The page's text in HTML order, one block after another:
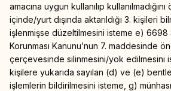
amacına uygun kullanılıp
içinde/yurt dışında aktarıldığı 3. kişileri
işlenmişse düzeltilmesini isteme e) 6698
Korunması Kanunu’nun 7. maddesinde
çerçevesinde silinmesini/yok edilmesini
kişilere yukarıda sayılan (d) ve (e)
işlemlerin bildirilmesini isteme, g)